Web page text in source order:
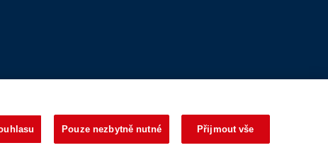
se přizpůsobíme
Pouze nezbytně nutné Přijmout vše